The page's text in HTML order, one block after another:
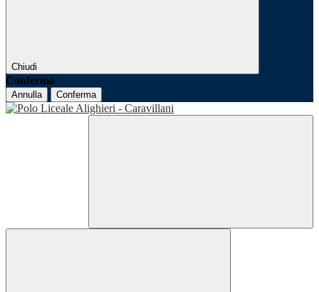
Chiudi
Conferma
Annulla Conferma